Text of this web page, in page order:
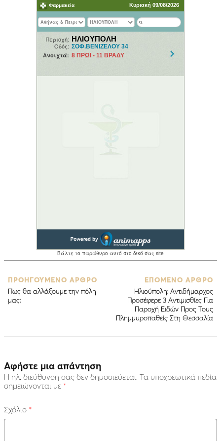
ΠΡΟΗΓΟΥΜΕΝΟ ΑΡΘΡΟ
Πως θα αλλάξουμε την πόλη
μας;
ΕΠΟΜΕΝΟ ΑΡΘΡΟ
Ηλιούπολη: Αντιδήμαρχος
Προσέφερε 3 Αντιμισθίες Για
Παροχή Ειδών Προς Τους
Πλημμυροπαθείς Στη Θεσσαλία
Αφήστε μια απάντηση
Η ηλ. διεύθυνση σας δεν δημοσιεύεται. Τα υποχρεωτικά πεδία
σημειώνονται με *
Σχόλιο *